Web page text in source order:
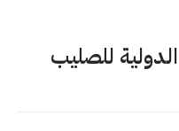
للصليب